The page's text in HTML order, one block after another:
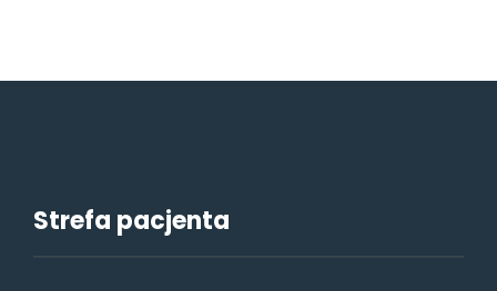
Strefa pacjenta